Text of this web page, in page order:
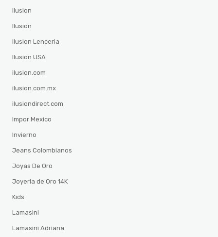
Ilusion
Ilusion
Ilusion Lenceria
Ilusion USA
ilusion.com
ilusion.com.mx
ilusiondirect.com
Impor Mexico
Invierno
Jeans Colombianos
Joyas De Oro
Joyeria de Oro 14K
Kids
Lamasini
Lamasini Adriana